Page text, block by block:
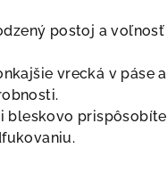
postoj a voľnosť
vrecká v páse a
bleskovo prispôsobíte